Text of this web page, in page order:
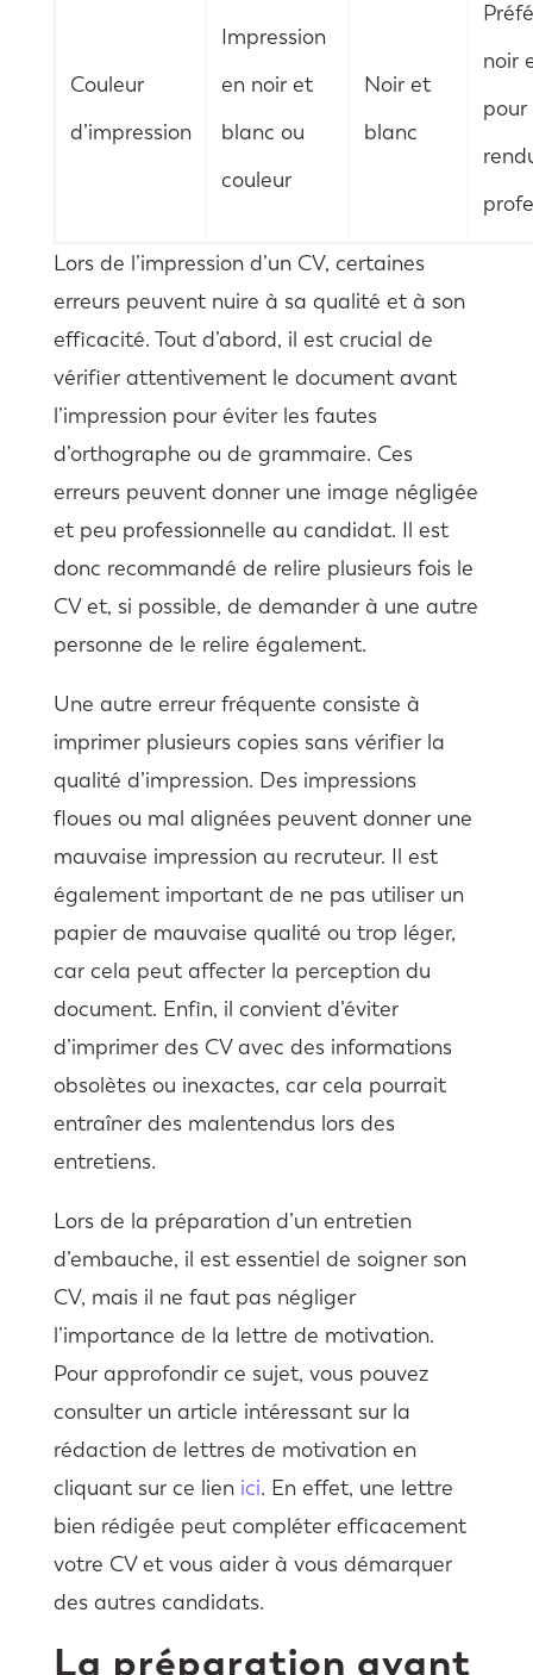
Couleur
d’impression
Impression
en noir et
blanc ou
couleur
Noir et
blanc
noir
pour
Lors de l’impression d’un CV, certaines
erreurs peuvent nuire à sa qualité et à son
efficacité. Tout d’abord, il est crucial de
vérifier attentivement le document avant
l’impression pour éviter les fautes
d’orthographe ou de grammaire. Ces
erreurs peuvent donner une image négligée
et peu professionnelle au candidat. Il est
donc recommandé de relire plusieurs fois le
CV et, si possible, de demander à une autre
personne de le relire également.
Une autre erreur fréquente consiste à
imprimer plusieurs copies sans vérifier la
qualité d’impression. Des impressions
floues ou mal alignées peuvent donner une
mauvaise impression au recruteur. Il est
également important de ne pas utiliser un
papier de mauvaise qualité ou trop léger,
car cela peut affecter la perception du
document. Enfin, il convient d’éviter
d’imprimer des CV avec des informations
obsolètes ou inexactes, car cela pourrait
entraîner des malentendus lors des
entretiens.
Lors de la préparation d’un entretien
d’embauche, il est essentiel de soigner son
CV, mais il ne faut pas négliger
l’importance de la lettre de motivation.
Pour approfondir ce sujet, vous pouvez
consulter un article intéressant sur la
rédaction de lettres de motivation en
cliquant sur ce lien ici. En effet, une lettre
bien rédigée peut compléter efficacement
votre CV et vous aider à vous démarquer
des autres candidats.
La préparation avant